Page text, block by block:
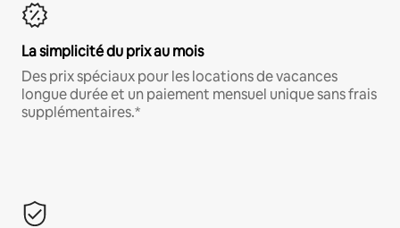
La simplicité du prix au mois
Des prix spéciaux pour les locations de vacances
longue durée et un paiement mensuel unique sans frais
supplémentaires.*